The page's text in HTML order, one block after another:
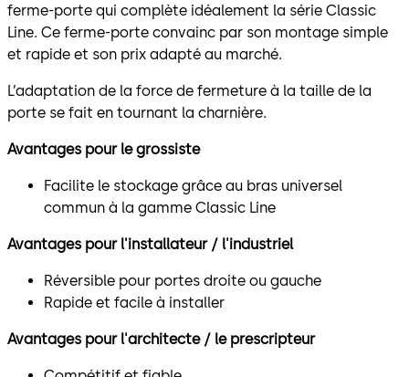
ferme-porte qui complète idéalement la série Classic
Line. Ce ferme-porte convainc par son montage simple
et rapide et son prix adapté au marché.
L’adaptation de la force de fermeture à la taille de la
porte se fait en tournant la charnière.
Avantages pour le grossiste
Facilite le stockage grâce au bras universel
commun à la gamme Classic Line
Avantages pour l'installateur / l'industriel
Réversible pour portes droite ou gauche
Rapide et facile à installer
Avantages pour l'architecte / le prescripteur